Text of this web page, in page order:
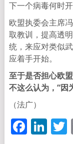
下一个病毒何时
欧盟执委会主席
取教训，提高透
统，来应对类似
应着手开始。
至于是否担心欧
不这么认为，“因
（法广）